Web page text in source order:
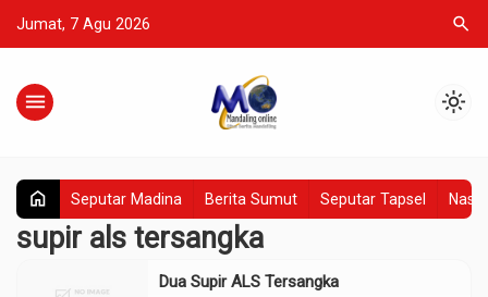
Jumat, 7 Agu 2026 search
menu light_mode
home Seputar Madina Berita Sumut Seputar Tapsel
supir als tersangka
Dua Supir ALS Tersangka